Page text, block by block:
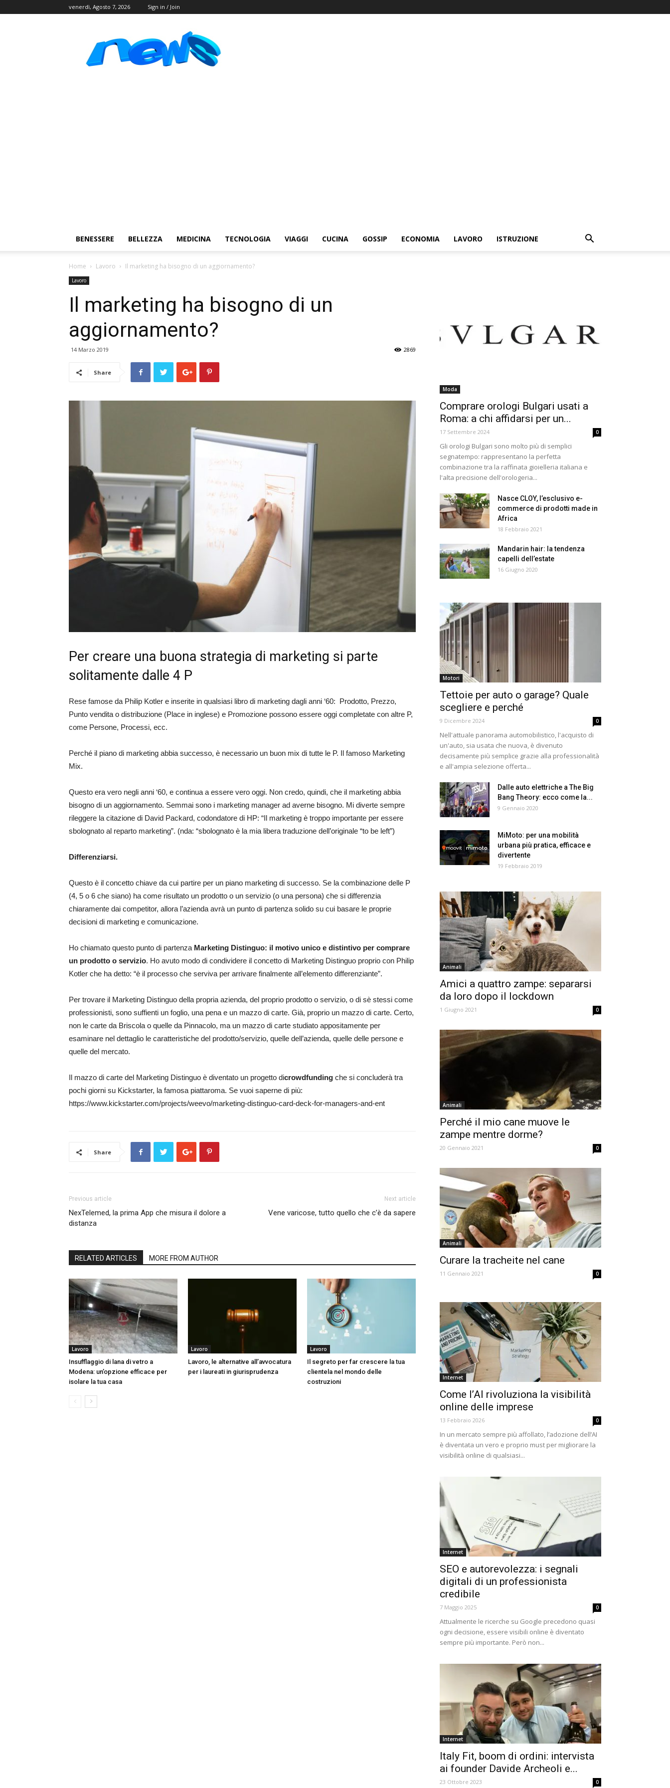
venerdì, Agosto 7, 2026 Sign in / Join
BENESSERE BELLEZZA MEDICINA TECNOLOGIA VIAGGI CUCINA GOSSIP ECONOMIA LAVORO ISTRUZIONE
Home Lavoro Il marketing ha bisogno di un aggiornamento?
Lavoro
Il marketing ha bisogno di un
aggiornamento?
14 Marzo 2019 2869
Share
Per creare una buona strategia di marketing si parte
solitamente dalle 4 P
Rese famose da Philip Kotler e inserite in qualsiasi libro di marketing dagli anni ‘60: Prodotto, Prezzo,
Punto vendita o distribuzione (Place in inglese) e Promozione possono essere oggi completate con altre P,
come Persone, Processi, ecc.
Perché il piano di marketing abbia successo, è necessario un buon mix di tutte le P. Il famoso Marketing
Mix.
Questo era vero negli anni ‘60, e continua a essere vero oggi. Non credo, quindi, che il marketing abbia
bisogno di un aggiornamento. Semmai sono i marketing manager ad averne bisogno. Mi diverte sempre
rileggere la citazione di David Packard, codondatore di HP: “Il marketing è troppo importante per essere
sbolognato al reparto marketing”. (nda: “sbolognato è la mia libera traduzione dell’originale “to be left”)
Differenziarsi.
Questo è il concetto chiave da cui partire per un piano marketing di successo. Se la combinazione delle P
(4, 5 o 6 che siano) ha come risultato un prodotto o un servizio (o una persona) che si differenzia
chiaramente dai competitor, allora l’azienda avrà un punto di partenza solido su cui basare le proprie
decisioni di marketing e comunicazione.
Ho chiamato questo punto di partenza Marketing Distinguo: il motivo unico e distintivo per comprare
un prodotto o servizio. Ho avuto modo di condividere il concetto di Marketing Distinguo proprio con Philip
Kotler che ha detto: “è il processo che serviva per arrivare finalmente all’elemento differenziante”.
Per trovare il Marketing Distinguo della propria azienda, del proprio prodotto o servizio, o di sè stessi come
professionisti, sono suffienti un foglio, una pena e un mazzo di carte. Già, proprio un mazzo di carte. Certo,
non le carte da Briscola o quelle da Pinnacolo, ma un mazzo di carte studiato appositamente per
esaminare nel dettaglio le caratteristiche del prodotto/servizio, quelle dell’azienda, quelle delle persone e
quelle del mercato.
Il mazzo di carte del Marketing Distinguo è diventato un progetto dicrowdfunding che si concluderà tra
pochi giorni su Kickstarter, la famosa piattaroma. Se vuoi saperne di più:
https://www.kickstarter.com/projects/weevo/marketing-distinguo-card-deck-for-managers-and-ent
Share
Previous article
NexTelemed, la prima App che misura il dolore a
distanza
Next article
Vene varicose, tutto quello che c’è da sapere
RELATED ARTICLES MORE FROM AUTHOR
Lavoro
Insufflaggio di lana di vetro a
Modena: un’opzione efficace per
isolare la tua casa
Lavoro
Lavoro, le alternative all’avvocatura
per i laureati in giurisprudenza
Lavoro
Il segreto per far crescere la tua
clientela nel mondo delle
costruzioni
Moda
Comprare orologi Bulgari usati a
Roma: a chi affidarsi per un...
17 Settembre 2024 0
Gli orologi Bulgari sono molto più di semplici
segnatempo: rappresentano la perfetta
combinazione tra la raffinata gioielleria italiana e
l'alta precisione dell'orologeria...
Nasce CLOY, l’esclusivo e-
commerce di prodotti made in
Africa
18 Febbraio 2021
Mandarin hair: la tendenza
capelli dell’estate
16 Giugno 2020
Motori
Tettoie per auto o garage? Quale
scegliere e perché
9 Dicembre 2024 0
Nell'attuale panorama automobilistico, l'acquisto di
un'auto, sia usata che nuova, è divenuto
decisamente più semplice grazie alla professionalità
e all'ampia selezione offerta...
Dalle auto elettriche a The Big
Bang Theory: ecco come la...
9 Gennaio 2020
MiMoto: per una mobilità
urbana più pratica, efficace e
divertente
19 Febbraio 2019
Animali
Amici a quattro zampe: separarsi
da loro dopo il lockdown
1 Giugno 2021 0
Animali
Perché il mio cane muove le
zampe mentre dorme?
20 Gennaio 2021 0
Animali
Curare la tracheite nel cane
11 Gennaio 2021 0
Internet
Come l’AI rivoluziona la visibilità
online delle imprese
13 Febbraio 2026 0
In un mercato sempre più affollato, l’adozione dell’AI
è diventata un vero e proprio must per migliorare la
visibilità online di qualsiasi...
Internet
SEO e autorevolezza: i segnali
digitali di un professionista
credibile
7 Maggio 2025 0
Attualmente le ricerche su Google precedono quasi
ogni decisione, essere visibili online è diventato
sempre più importante. Però non...
Internet
Italy Fit, boom di ordini: intervista
ai founder Davide Archeoli e...
23 Ottobre 2023 0